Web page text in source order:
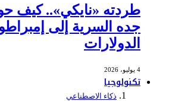
طردته «نايكي».. كيف
جده السرية إلى
الدولارات
4 يوليو، 2026
تكنولوجيا
ذكاء الاصطناعي